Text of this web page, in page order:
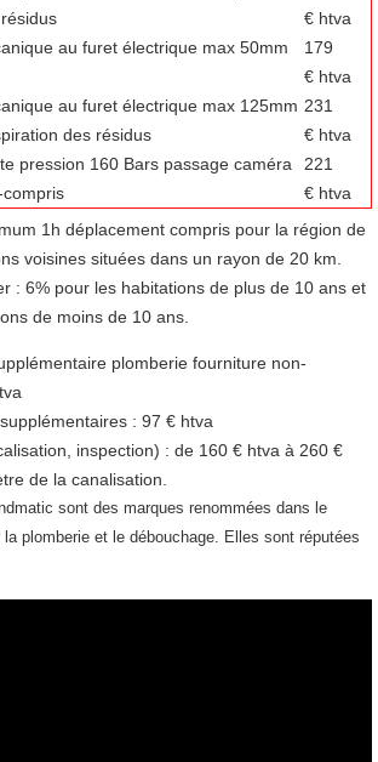
€ htva
au furet électrique max 50mm
179
€ htva
au furet électrique max 125mm
des résidus
231
€ htva
pression 160 Bars passage caméra
compris
221
€ htva
1h déplacement compris pour la région de
voisines situées dans un rayon de 20 km.
: 6% pour les habitations de plus de 10 ans et
de moins de 10 ans.
plomberie fourniture non-
: 97 € htva
inspection) : de 160 € htva à 260 €
de la canalisation.
sont des marques renommées dans le
plomberie et le débouchage. Elles sont réputées